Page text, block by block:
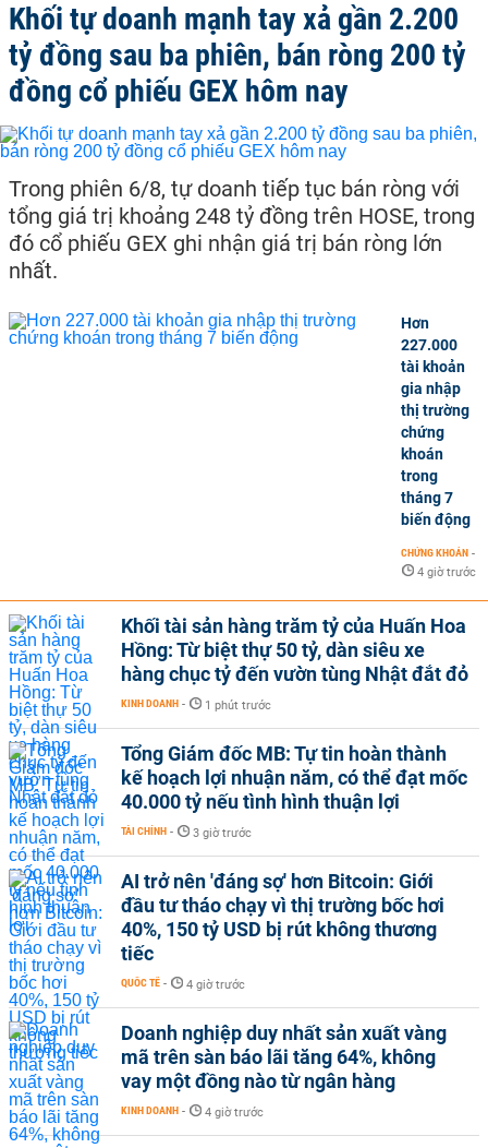
Khối tự doanh mạnh tay xả gần 2.200
tỷ đồng sau ba phiên, bán ròng 200 tỷ
đồng cổ phiếu GEX hôm nay
Trong phiên 6/8, tự doanh tiếp tục bán ròng với
tổng giá trị khoảng 248 tỷ đồng trên HOSE, trong
đó cổ phiếu GEX ghi nhận giá trị bán ròng lớn
nhất.
Hơn
227.000
tài khoản
gia nhập
thị trường
chứng
khoán
trong
tháng 7
biến động
CHỨNG KHOÁN -
4 giờ trước
Khối tài sản hàng trăm tỷ của Huấn Hoa
Hồng: Từ biệt thự 50 tỷ, dàn siêu xe
hàng chục tỷ đến vườn tùng Nhật đắt đỏ
KINH DOANH - 1 phút trước
Tổng Giám đốc MB: Tự tin hoàn thành
kế hoạch lợi nhuận năm, có thể đạt mốc
40.000 tỷ nếu tình hình thuận lợi
TÀI CHÍNH - 3 giờ trước
AI trở nên 'đáng sợ' hơn Bitcoin: Giới
đầu tư tháo chạy vì thị trường bốc hơi
40%, 150 tỷ USD bị rút không thương
tiếc
QUỐC TẾ - 4 giờ trước
Doanh nghiệp duy nhất sản xuất vàng
mã trên sàn báo lãi tăng 64%, không
vay một đồng nào từ ngân hàng
KINH DOANH - 4 giờ trước